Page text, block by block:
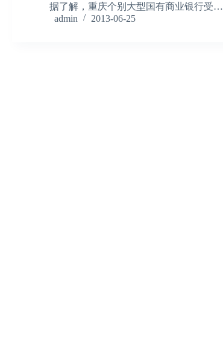
据了解，重庆个别大型国有商业银行受…
admin
2013-06-25